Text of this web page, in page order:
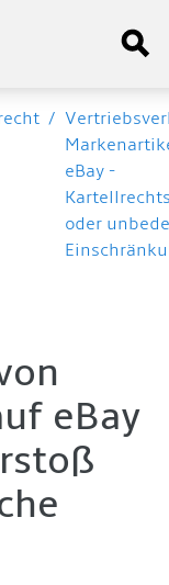
/
eBay -
oder
eBay